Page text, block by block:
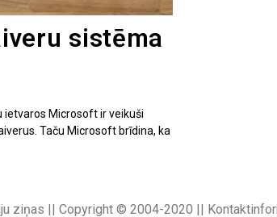
sistēma
ietvaros Microsoft ir veikuši
Taču Microsoft brīdina, ka
ziņas || Copyright © 2004-2020 ||